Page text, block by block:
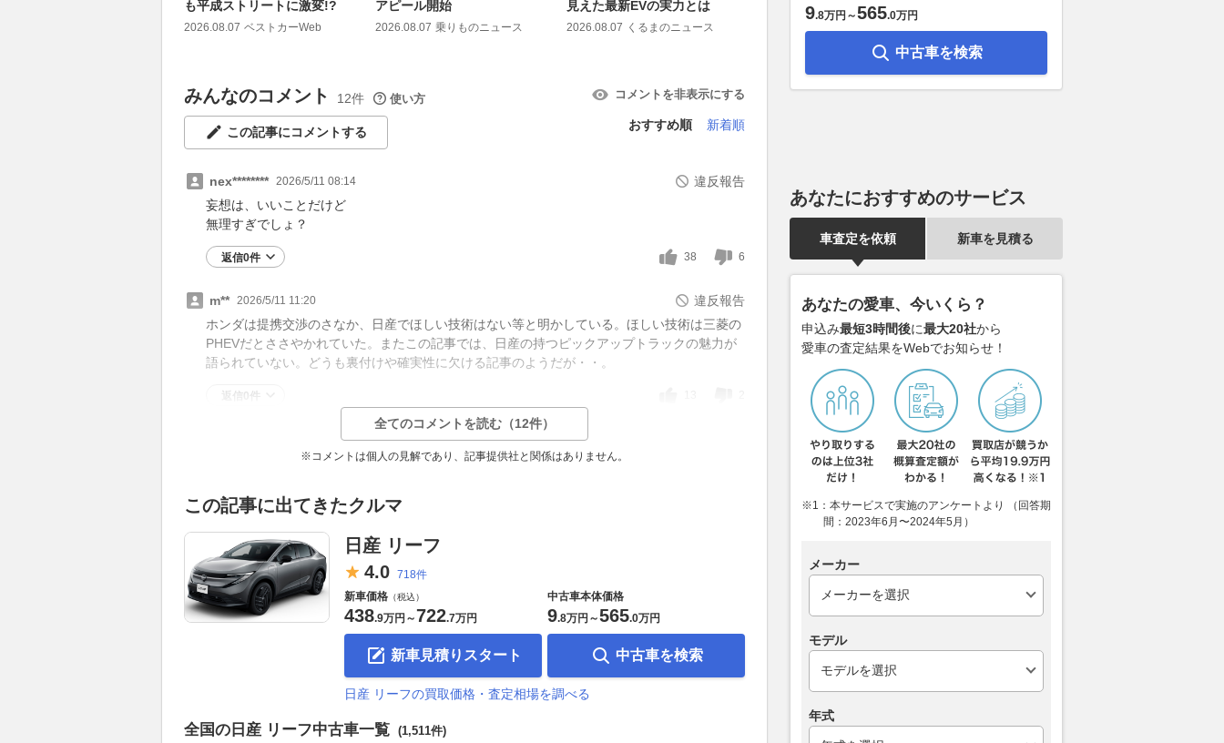
も平成ストリートに激変!?
2026.08.07 ベストカーWeb
アピール開始
2026.08.07 乗りものニュース
見えた最新EVの実力とは
2026.08.07 くるまのニュース
避けるべき日時と場所とは
みんなのコメント 12件 使い方 コメントを非表示にする
この記事にコメントする
おすすめ順 新着順
nex******** 2026/5/11 08:14
違反報告
妄想は、いいことだけど
無理すぎでしょ？
返信0件 38 6
m** 2026/5/11 11:20
違反報告
ホンダは提携交渉のさなか、日産でほしい技術はない等と明かしている。ほしい技術は三菱の
PHEVだとささやかれていた。またこの記事では、日産の持つピックアップトラックの魅力が
語られていない。どうも裏付けや確実性に欠ける記事のようだが・・。
返信0件
全てのコメントを読む（12件）
※コメントは個人の見解であり、記事提供社と関係はありません。
この記事に出てきたクルマ
日産 リーフ
4.0 718件
新車価格 （税込）
438.9万円 ～722.7万円
新車見積りスタート
中古車本体価格
9.8万円 ～565.0万円
中古車を検索
日産 リーフの買取価格・査定相場を調べる
全国の日産 リーフ中古車一覧 (1,511件)
9.8万円 ～565.0万円
中古車を検索
あなたにおすすめのサービス
車査定を依頼 新車を見積る
あなたの愛車、今いくら？
申込み最短3時間後に最大20社から
愛車の査定結果をWebでお知らせ！
※1：本サービスで実施のアンケートより （回答期
間：2023年6月〜2024年5月）
メーカー
モデル
年式